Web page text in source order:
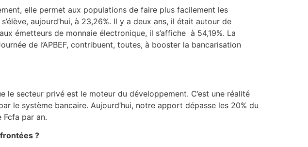
elle permet aux populations de faire plus facilement les
aujourd’hui, à 23,26%. Il y a deux ans, il était autour de
émetteurs de monnaie électronique, il s’affiche à 54,19%. La
de l’APBEF, contribuent, toutes, à booster la bancarisation
le secteur privé est le moteur du développement. C’est une réalité
le système bancaire. Aujourd’hui, notre apport dépasse les 20% du
Fcfa par an.
?